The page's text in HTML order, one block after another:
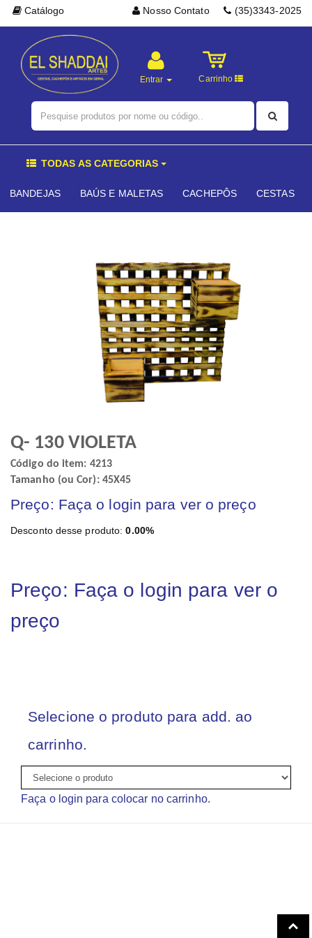
Nosso Contato (35)3343-2025
Catálogo
Entrar Carrinho
TODAS AS CATEGORIAS
BANDEJAS BAÚS E MALETAS CACHEPÔS CESTAS
Q- 130 VIOLETA
Código do item: 4213
Tamanho (ou Cor): 45X45
Preço: Faça o login para ver o preço
Desconto desse produto:0.00%
Preço: Faça o login para ver o
preço
Selecione o produto para add. ao
carrinho.
Faça o login para colocar no carrinho.